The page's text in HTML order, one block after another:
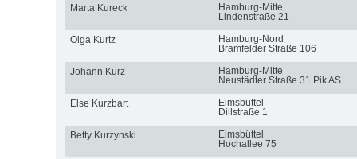
Marta Kureck
Hamburg-Mitte
Lindenstraße 21
Olga Kurtz
Hamburg-Nord
Bramfelder Straße 106
Johann Kurz
Hamburg-Mitte
Neustädter Straße 31 Pik AS
Else Kurzbart
Eimsbüttel
Dillstraße 1
Betty Kurzynski
Eimsbüttel
Hochallee 75